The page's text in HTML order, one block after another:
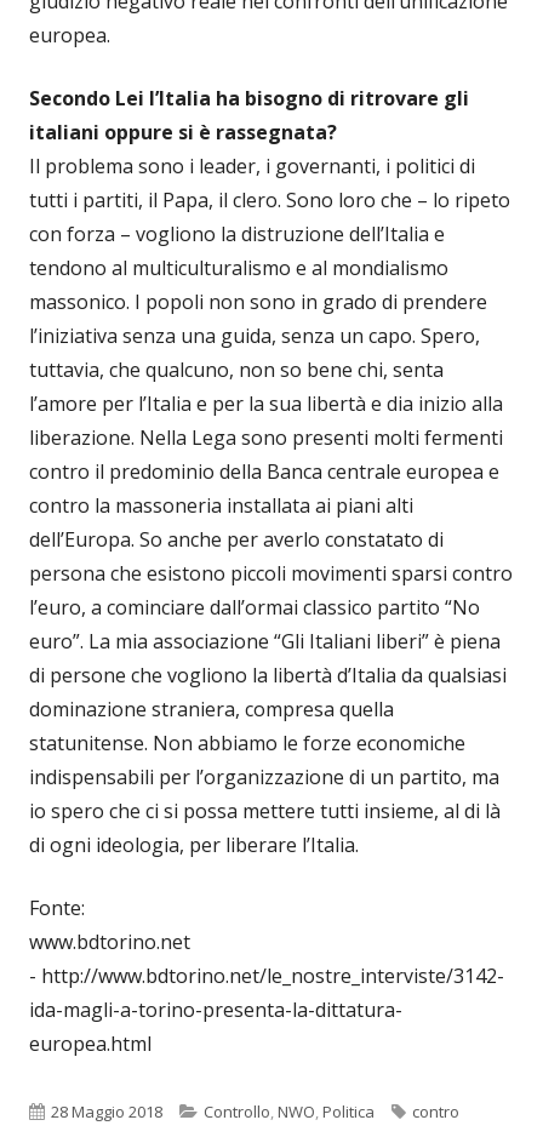
europea.
Secondo Lei l’Italia ha bisogno di ritrovare gli
italiani oppure si è rassegnata?
Il problema sono i leader, i governanti, i politici di
tutti i partiti, il Papa, il clero. Sono loro che – lo ripeto
con forza – vogliono la distruzione dell’Italia e
tendono al multiculturalismo e al mondialismo
massonico. I popoli non sono in grado di prendere
l’iniziativa senza una guida, senza un capo. Spero,
tuttavia, che qualcuno, non so bene chi, senta
l’amore per l’Italia e per la sua libertà e dia inizio alla
liberazione. Nella Lega sono presenti molti fermenti
contro il predominio della Banca centrale europea e
contro la massoneria installata ai piani alti
dell’Europa. So anche per averlo constatato di
persona che esistono piccoli movimenti sparsi contro
l’euro, a cominciare dall’ormai classico partito “No
euro”. La mia associazione “Gli Italiani liberi” è piena
di persone che vogliono la libertà d’Italia da qualsiasi
dominazione straniera, compresa quella
statunitense. Non abbiamo le forze economiche
indispensabili per l’organizzazione di un partito, ma
io spero che ci si possa mettere tutti insieme, al di là
di ogni ideologia, per liberare l’Italia.
Fonte:
www.bdtorino.net
- http://www.bdtorino.net/le_nostre_interviste/3142-
ida-magli-a-torino-presenta-la-dittatura-
europea.html
Pubblicato
28 Maggio 2018 Categorie
Controllo,NWO,Politica Tag
contro